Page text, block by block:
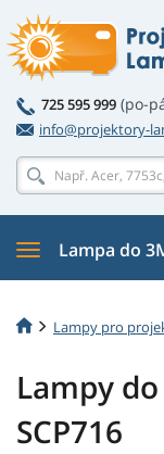
725 595 999 (po-
info@projektory-
Lampa do
Lampy pro
Lampy
SCP716